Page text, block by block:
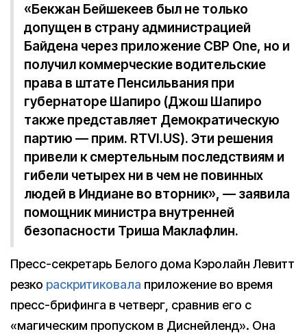
«Бекжан Бейшекеев был не только
допущен в страну администрацией
Байдена через приложение CBP One, но и
получил коммерческие водительские
права в штате Пенсильвания при
губернаторе Шапиро (Джош Шапиро
также представляет Демократическую
партию — прим. RTVI.US). Эти решения
привели к смертельным последствиям и
гибели четырех ни в чем не повинных
людей в Индиане во вторник», — заявила
помощник министра внутренней
безопасности Триша Маклафлин.
Пресс-секретарь Белого дома Кэролайн Левитт
резко раскритиковала приложение во время
пресс-брифинга в четверг, сравнив его с
«магическим пропуском в Диснейленд». Она